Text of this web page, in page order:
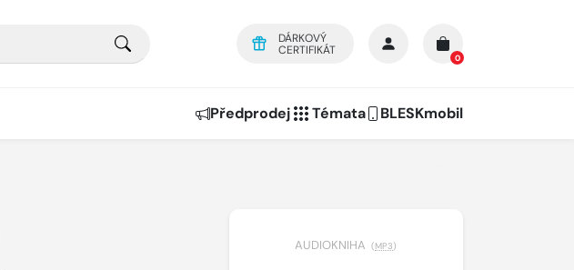
DÁRKOVÝ
CERTIFIKÁT
0
Předprodej Témata BLESKmobil
AUDIOKNIHA (MP3)